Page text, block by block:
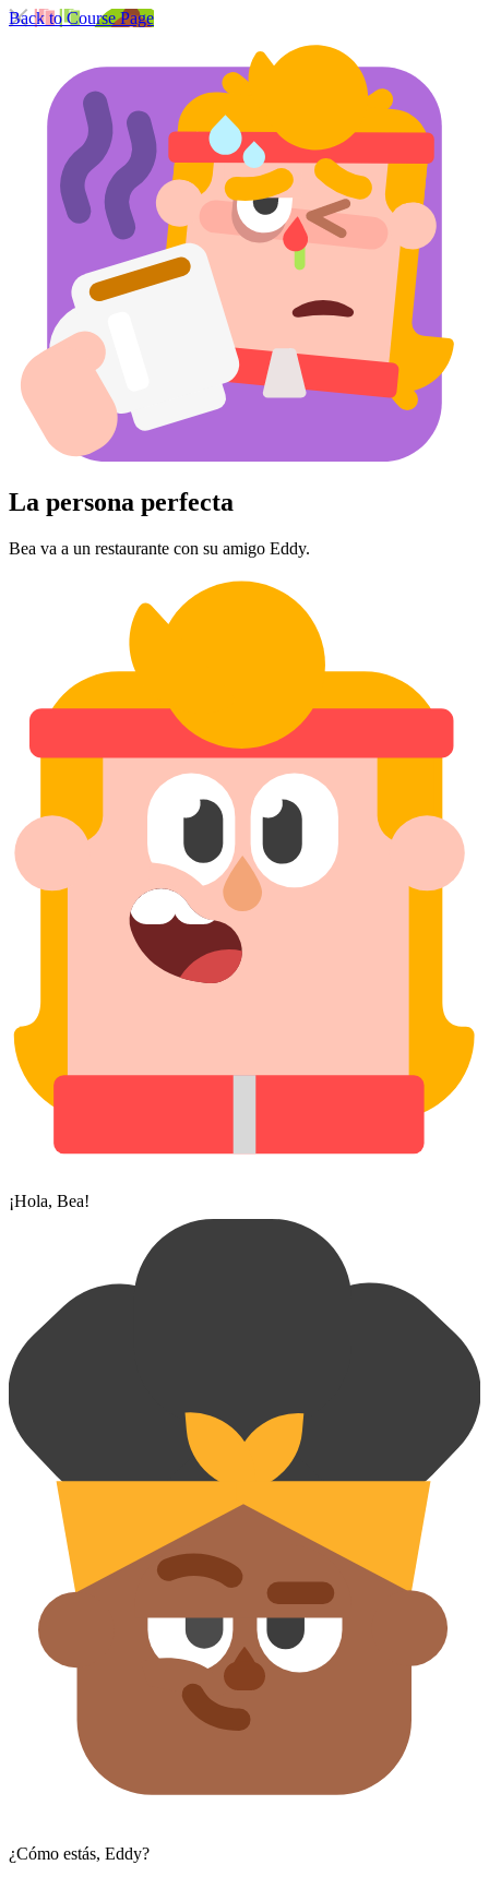
Back to Course Page
La persona perfecta
Bea va a un restaurante con su amigo Eddy.
¡Hola, Bea!
¿Cómo estás, Eddy?